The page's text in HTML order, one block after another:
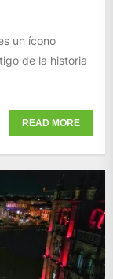
un ícono
de la historia
READ MORE